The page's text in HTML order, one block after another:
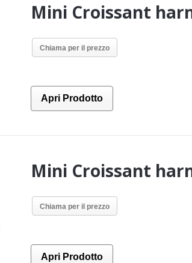
Mini Croissant
Chiama per il prezzo
Apri Prodotto
Mini Croissant
Chiama per il prezzo
Apri Prodotto